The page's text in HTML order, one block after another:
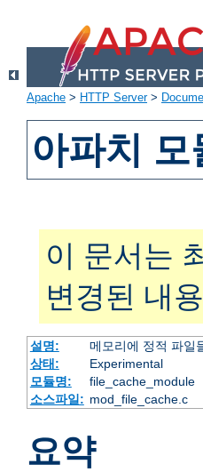
Apache > HTTP Server>
아파치
이 문서는
변경된 내
설명:
메모리에 정적 파일
상태:
Experimental
모듈명:
file_cache_module
소스파일: mod_file_cache.c
요약